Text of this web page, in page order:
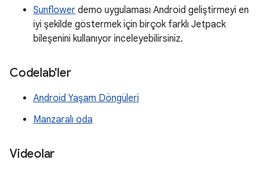
Sunflower demo uygulaması Android geliştirmeyi en
iyi şekilde göstermek için birçok farklı Jetpack
bileşenini kullanıyor inceleyebilirsiniz.
Codelab'ler
Android Yaşam Döngüleri
Manzaralı oda
Videolar